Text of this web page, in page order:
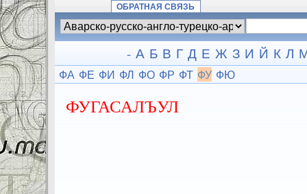
ОБРАТНАЯ СВЯЗЬ
- А Б В Г Д Е Ж З И Й К Л
ФА ФЕ ФИ ФЛ ФО ФР ФТ ФУ ФЮ
ФУГАСАЛЪУЛ